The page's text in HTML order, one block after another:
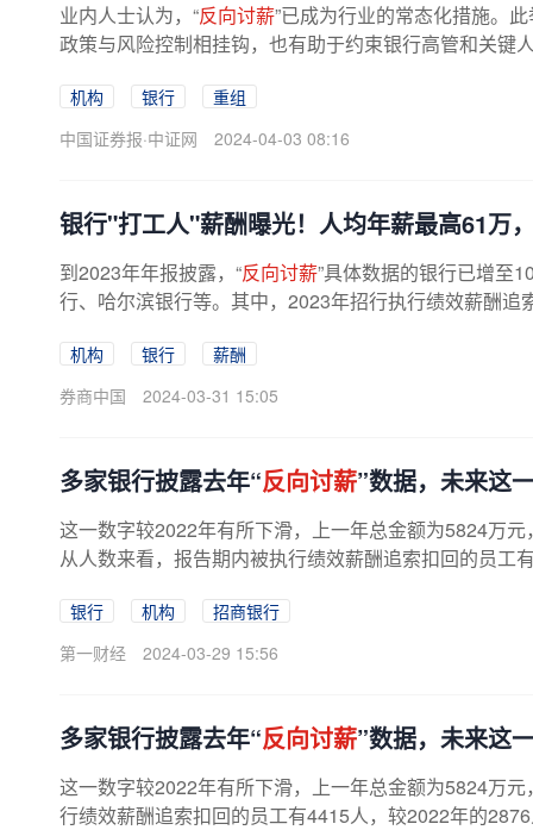
业内人士认为，“反向讨薪”已成为行业的常态化措施。
政策与风险控制相挂钩，也有助于约束银行高管和关键
机构 银行
重组
中国证券报·中证网
2024-04-03 08:16
银行"打工人"薪酬曝光！人均年薪最高61万
到2023年年报披露，“反向讨薪”具体数据的银行已增至
行、哈尔滨银行等。其中，2023年招行执行绩效薪酬
机构 银行
薪酬
券商中国
2024-03-31 15:05
多家银行披露去年“反向讨薪”数据，未来这
这一数字较2022年有所下滑，上一年总金额为5824万元
从人数来看，报告期内被执行绩效薪酬追索扣回的员工
银行 机构
招商银行
第一财经
2024-03-29 15:56
多家银行披露去年“反向讨薪”数据，未来这
这一数字较2022年有所下滑，上一年总金额为5824万元
行绩效薪酬追索扣回的员工有4415人，较2022年的